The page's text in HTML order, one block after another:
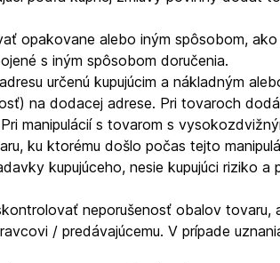
opakovane alebo iným spôsobom,
s iným spôsobom doručenia.
určenú kupujúcim a nákladným
na dodacej adrese. Pri tovaroch
manipulácií s tovarom s
ku ktorému došlo počas tejto
kupujúceho, nesie kupujúci riziko
neporušenosť obalov
/ predávajúcemu. V prípade